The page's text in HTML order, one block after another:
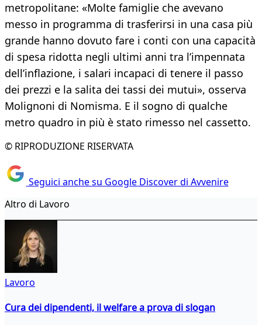
metropolitane: «Molte famiglie che avevano
messo in programma di trasferirsi in una casa più
grande hanno dovuto fare i conti con una capacità
di spesa ridotta negli ultimi anni tra l’impennata
dell’inflazione, i salari incapaci di tenere il passo
dei prezzi e la salita dei tassi dei mutui», osserva
Molignoni di Nomisma. E il sogno di qualche
metro quadro in più è stato rimesso nel cassetto.
© RIPRODUZIONE RISERVATA
Seguici anche su Google Discover di Avvenire
Altro di Lavoro
Lavoro
Cura dei dipendenti, il welfare a prova di slogan